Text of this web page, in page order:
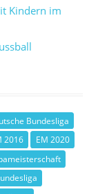
Kindern im
Bundesliga
2016
EM 2020